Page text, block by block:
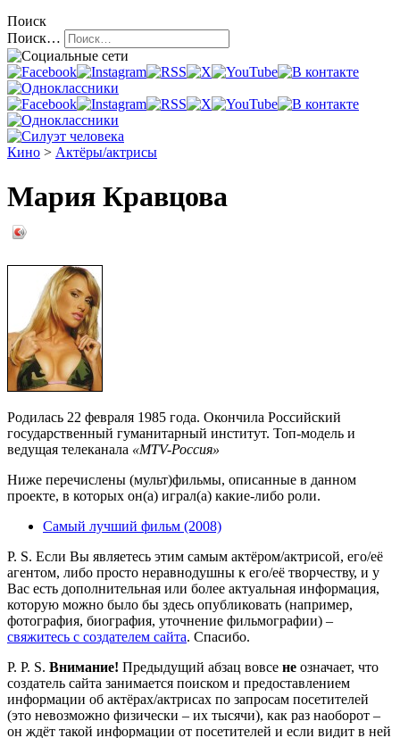
Поиск
Поиск…
Кино > Актёры/актрисы
Мария Кравцова
Родилась 22 февраля 1985 года. Окончила Российский
государственный гуманитарный институт. Топ-модель и
ведущая телеканала «MTV-Россия»
Ниже перечислены (мульт)фильмы, описанные в данном
проекте, в которых он(а) играл(а) какие-либо роли.
Самый лучший фильм (2008)
P. S. Если Вы являетесь этим самым актёром/актрисой, его/её
агентом, либо просто неравнодушны к его/её творчеству, и у
Вас есть дополнительная или более актуальная информация,
которую можно было бы здесь опубликовать (например,
фотография, биография, уточнение фильмографии) –
свяжитесь с создателем сайта. Спасибо.
P. P. S. Внимание! Предыдущий абзац вовсе не означает, что
создатель сайта занимается поиском и предоставлением
информации об актёрах/актрисах по запросам посетителей
(это невозможно физически – их тысячи), как раз наоборот –
он ждёт такой информации от посетителей и если видит в ней